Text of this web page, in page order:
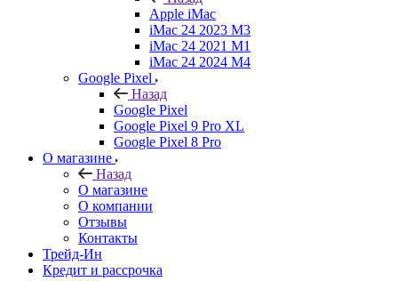
Apple iMac
iMac 24 2023 M3
iMac 24 2021 M1
iMac 24 2024 M4
Google Pixel
Назад
Google Pixel
Google Pixel 9 Pro XL
Google Pixel 8 Pro
О магазине
Назад
О магазине
О компании
Отзывы
Контакты
Трейд-Ин
Кредит и рассрочка